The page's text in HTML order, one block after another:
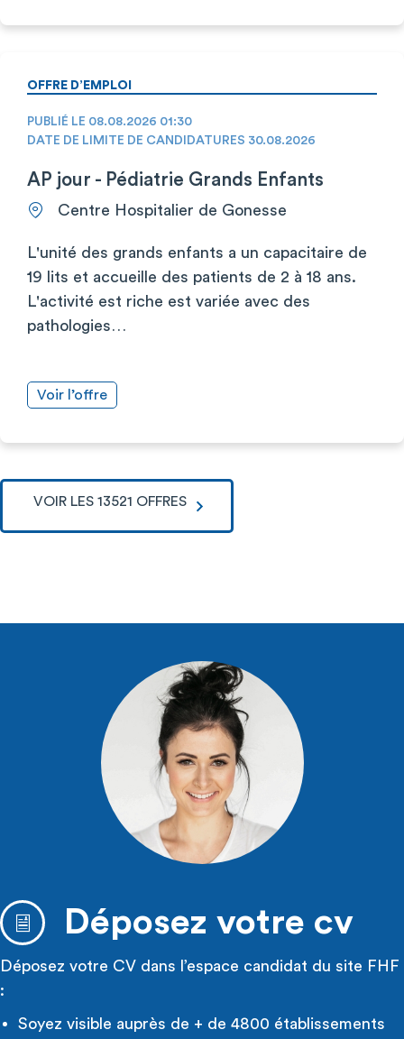
OFFRE D’EMPLOI
PUBLIÉ LE 08.08.2026 01:30
DATE DE LIMITE DE CANDIDATURES 30.08.2026
AP jour - Pédiatrie Grands Enfants
Centre Hospitalier de Gonesse
L'unité des grands enfants a un capacitaire de
19 lits et accueille des patients de 2 à 18 ans.
L'activité est riche est variée avec des
pathologies…
Voir l’offre
VOIR LES 13521 OFFRES
Déposez votre cv
Déposez votre CV dans l’espace candidat du site FHF
:
Soyez visible auprès de + de 4800 établissements